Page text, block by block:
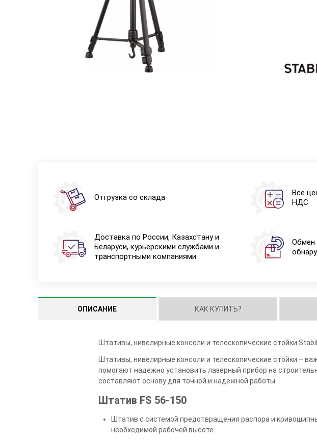
Отгрузка со склада
Все
НДС
Доставка по России, Казахстану и
Беларуси, курьерскими службами и
транспортными компаниями
Обмен
ОПИСАНИЕ КАК КУПИТЬ?
Штативы, нивелирные консоли и телескопические стойки
Штативы, нивелирные консоли и телескопические стойки –
помогают надежно установить лазерный прибор на
составляют основу для точной и надежной работы.
Штатив FS 56-150
Штатив с системой предотвращения распора и
необходимой рабочей высоте